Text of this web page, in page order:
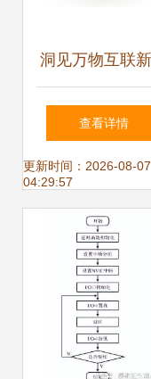
洞见万物互联
来 第三届物联网
业创新发展大会
2020年物联网产
年会赋能技术研
新跨越
查看详情
更新时间：2026-08-07
04:29:57